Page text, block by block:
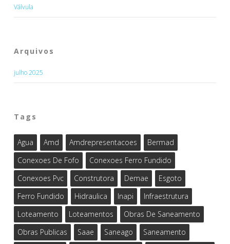
Válvula
Arquivos
julho 2025
Tags
Agua Amd Amdrepresentacoes
Bermad
Conexoes De Fofo
Conexoes Ferro Fundido
Conexoes Pvc
Construtora Demae
Esgoto
Ferro Fundido
Hidraulica Inapi
Infraestrutura
Loteamento
Loteamentos
Obras De Saneamento
Obras Publicas
Saae Saneago
Saneamento